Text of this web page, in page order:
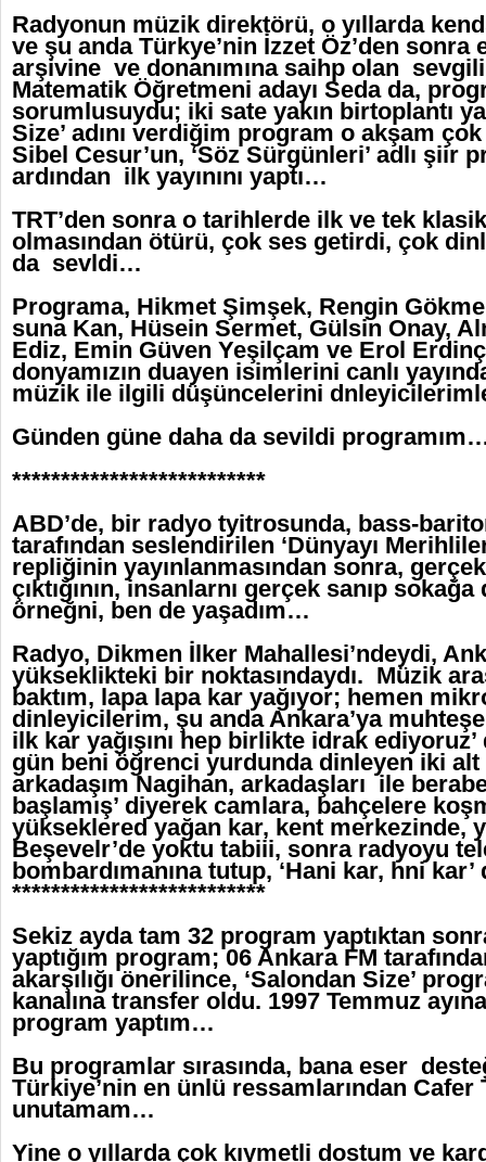
Radyonun müzik direktörü, o yıllarda
ve şu anda Türkye’nin İzzet Öz’den sonra
arşivine ve donanımına saihp olan
Matematik Öğretmeni adayı Seda da,
sorumlusuydu; iki sate yakın birtoplantı
Size’ adını verdiğim program o akşam
Sibel Cesur’un, ‘Söz Sürgünleri’ adlı şiir
ardından ilk yayınını yaptı…
TRT’den sonra o tarihlerde ilk ve tek
olmasından ötürü, çok ses getirdi, çok
da sevldi…
Programa, Hikmet Şimşek, Rengin
suna Kan, Hüsein Sermet, Gülsin Onay,
Ediz, Emin Güven Yeşilçam ve Erol
donyamızın duayen isimlerini canlı
müzik ile ilgili düşüncelerini
Günden güne daha da sevildi
**************************
ABD’de, bir radyo tyitrosunda, bass-
tarafından seslendirilen ‘Dünyayı
repliğinin yayınlanmasından sonra,
çıktığının, insanlarnı gerçek sanıp
örneğni, ben de yaşadım…
Radyo, Dikmen İlker Mahallesi’ndeydi,
yükseklikteki bir noktasındaydı. Müzik
baktım, lapa lapa kar yağıyor; hemen
dinleyicilerim, şu anda Ankara’ya
ilk kar yağışını hep birlikte idrak
gün beni öğrenci yurdunda dinleyen iki alt
arkadaşım Nagihan, arkadaşları ile
başlamış’ diyerek camlara, bahçelere
yükseklered yağan kar, kent merkezinde,
Beşevelr’de yoktu tabiii, sonra radyoyu
bombardımanına tutup, ‘Hani kar, hni
**************************
Sekiz ayda tam 32 program yaptıktan
yaptığım program; 06 Ankara FM
akarşılığı önerilince, ‘Salondan Size’
kanalına transfer oldu. 1997 Temmuz
program yaptım…
Bu programlar sırasında, bana eser
Türkiye’nin en ünlü ressamlarından Cafer
unutamam…
Yine o yıllarda çok kıymetli dostum ve